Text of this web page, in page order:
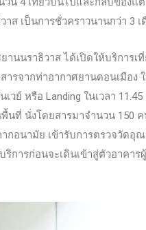
ส เป็นการชั่วคราวนานกว่า 3
านนราธิวาส ได้เปิดให้บริการ
ารจากท่าอากาศยานดอนเมือง ใ
วย์ หรือ Landing ในเวลา
ที่ นั่งโดยสารมาจำนวน 150
กอนามัย เข้ารับการตรวจวัด
ริการก่อนจะเดินเข้าสู่ตัวอาคาร